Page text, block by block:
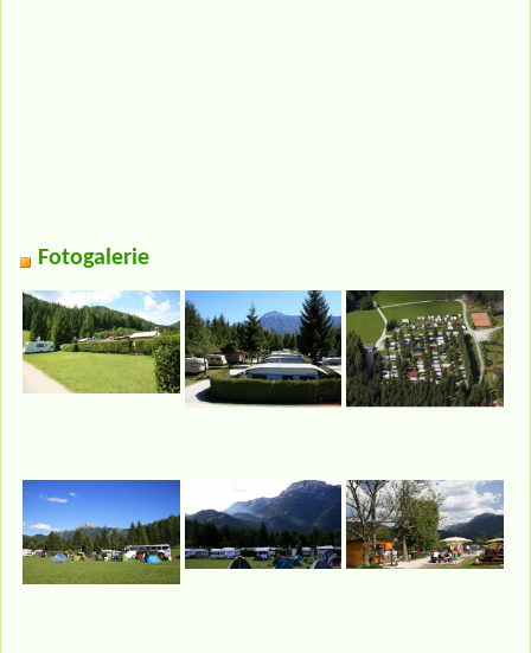
Fotogalerie